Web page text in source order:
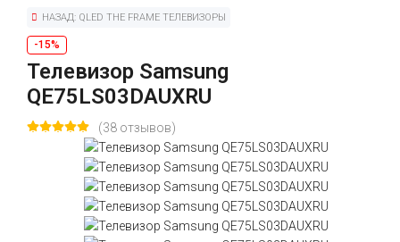
НАЗАД: QLED THE FRAME ТЕЛЕВИЗОРЫ
-15%
Телевизор Samsung
QE75LS03DAUXRU
(38 отзывов)